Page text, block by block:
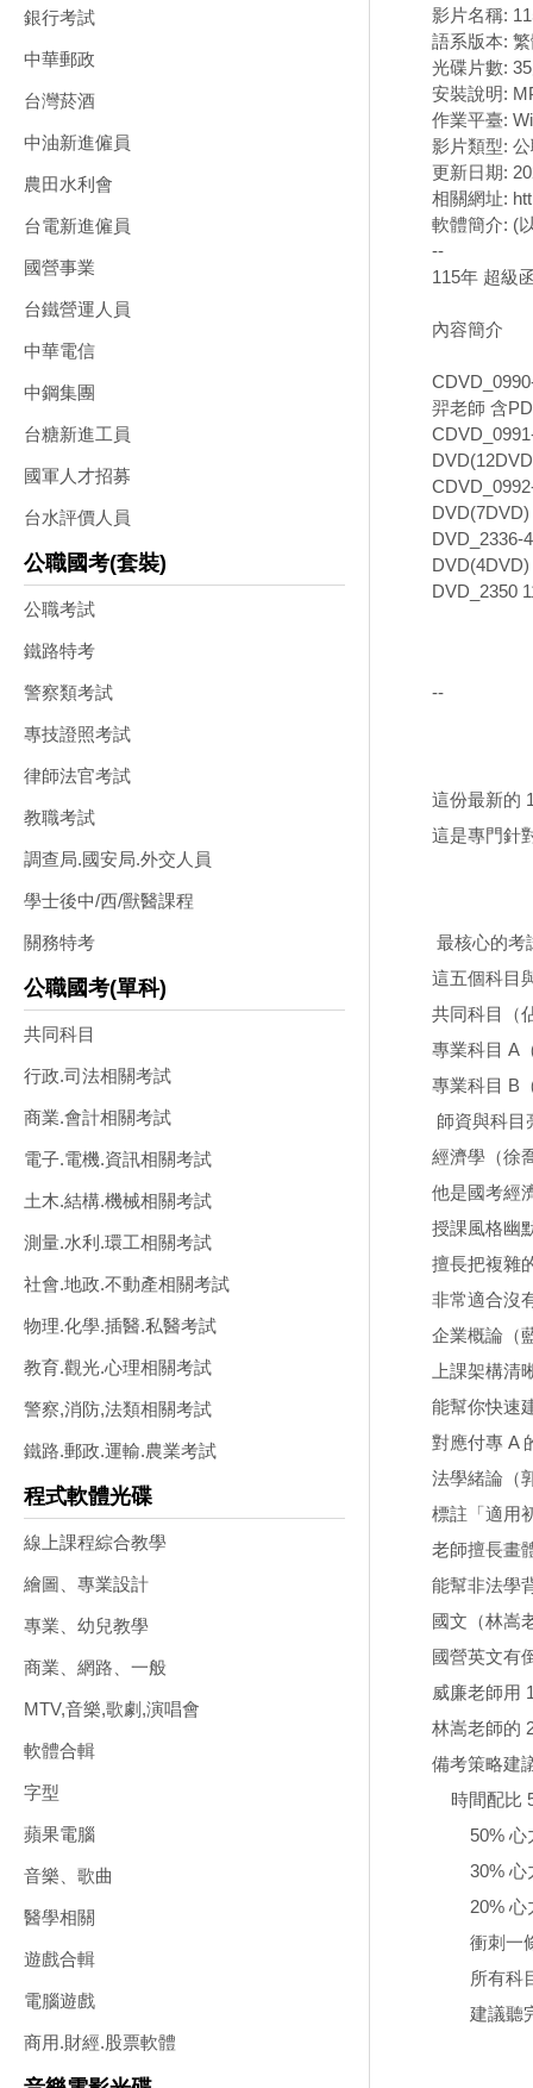
銀行考試
中華郵政
台灣菸酒
中油新進僱員
農田水利會
台電新進僱員
國營事業
台鐵營運人員
中華電信
中鋼集團
台糖新進工員
國軍人才招募
台水評價人員
公職國考(套裝)
公職考試
鐵路特考
警察類考試
專技證照考試
律師法官考試
教職考試
調查局.國安局.外交人員
學士後中/西/獸醫課程
關務特考
公職國考(單科)
共同科目
行政.司法相關考試
商業.會計相關考試
電子.電機.資訊相關考試
土木.結構.機械相關考試
測量.水利.環工相關考試
社會.地政.不動產相關考試
物理.化學.插醫.私醫考試
教育.觀光.心理相關考試
警察,消防,法類相關考試
鐵路.郵政.運輸.農業考試
程式軟體光碟
線上課程綜合教學
繪圖、專業設計
專業、幼兒教學
商業、網路、一般
MTV,音樂,歌劇,演唱會
軟體合輯
字型
蘋果電腦
音樂、歌曲
醫學相關
遊戲合輯
電腦遊戲
商用.財經.股票軟體
影片名稱:
語系版本:
光碟片數:
安裝說明:
作業平臺:
影片類型:
更新日期:
相關網址:
軟體簡介: (
--
115年 超級
內容簡介
羿老師 含
DVD(7DVD)
DVD_2336-
DVD(4DVD)
DVD_2350
--
這份最新的
這是專門針
最核心的考
這五個科目
共同科目（
專業科目 A
專業科目 B
師資與科目
經濟學（徐
他是國考經
授課風格幽
擅長把複雜
非常適合沒
企業概論（
上課架構清
能幫你快速
對應付專 A
法學緒論（
標註「適用
老師擅長畫
能幫非法學
國文（林嵩
國營英文有
威廉老師用
林嵩老師的
備考策略建
時間配比
50% 心力
30% 心力
20% 心力
衝刺一
所有科目
建議聽完